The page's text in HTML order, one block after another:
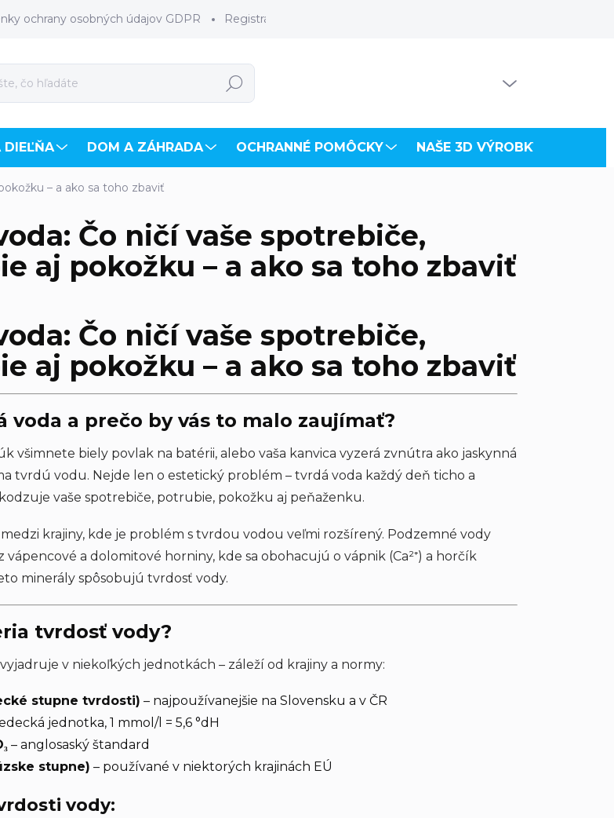
ochrany osobných údajov GDPR Registrácia odberateľa
Hľadať
DIEĽŇA DOM A ZÁHRADA OCHRANNÉ POMÔCKY NAŠE 3D VÝROBKY
– a ako sa toho zbaviť
Čo ničí vaše spotrebiče,
aj pokožku – a ako sa toho zbaviť
Čo ničí vaše spotrebiče,
aj pokožku – a ako sa toho zbaviť
voda a prečo by vás to malo zaujímať?
všimnete biely povlak na batérii, alebo vaša kanvica vyzerá zvnútra ako jaskynná
tvrdú vodu. Nejde len o estetický problém – tvrdá voda každý deň ticho a
vaše spotrebiče, potrubie, pokožku aj peňaženku.
krajiny, kde je problém s tvrdou vodou veľmi rozšírený. Podzemné vody
vápencové a dolomitové horniny, kde sa obohacujú o vápnik (Ca²⁺) a horčík
minerály spôsobujú tvrdosť vody.
tvrdosť vody?
v niekoľkých jednotkách – záleží od krajiny a normy:
stupne tvrdosti) – najpoužívanejšie na Slovensku a v ČR
jednotka, 1 mmol/l = 5,6 °dH
– anglosaský štandard
stupne) – používané v niektorých krajinách EÚ
vody: